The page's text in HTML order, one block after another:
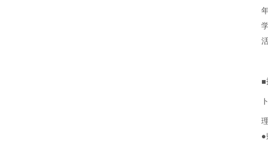
■
●